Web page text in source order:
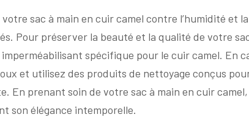
sac à main en cuir camel contre l’humidité et
Pour préserver la beauté et la qualité de votre
spécifique pour le cuir camel. En
et utilisez des produits de nettoyage conçus
En prenant soin de votre sac à main en cuir
son élégance intemporelle.